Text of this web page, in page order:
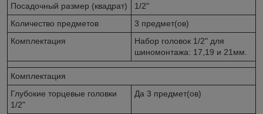
Посадочный размер (квадрат)
1/2"
Количество предметов
3 предмет(ов)
Комплектация
Набор головок 1/2" для
шиномонтажа: 17,19 и 21мм.
Комплектация
Глубокие торцевые головки
1/2"
Да 3 предмет(ов)